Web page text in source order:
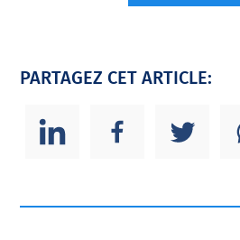
PARTAGEZ CET ARTICLE: